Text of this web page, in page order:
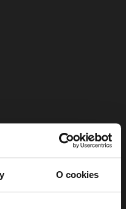
O cookies